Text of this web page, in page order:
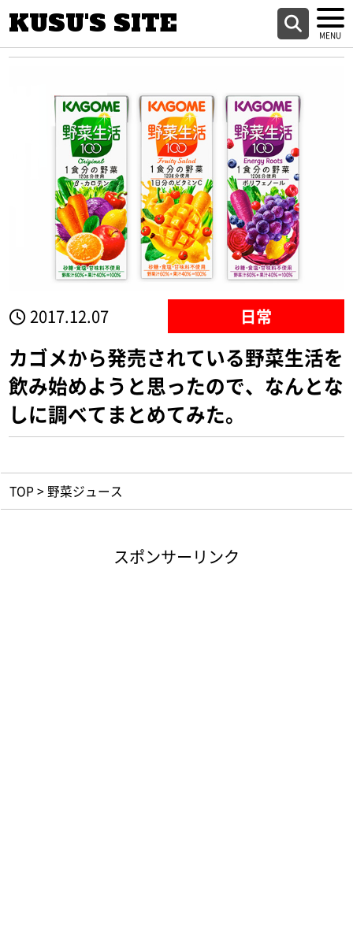
KUSU'S SITE
2017.12.07 日常
カゴメから発売されている野菜生活を
飲み始めようと思ったので、なんとな
しに調べてまとめてみた。
TOP > 野菜ジュース
スポンサーリンク